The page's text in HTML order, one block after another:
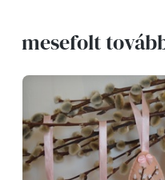
mesefolt